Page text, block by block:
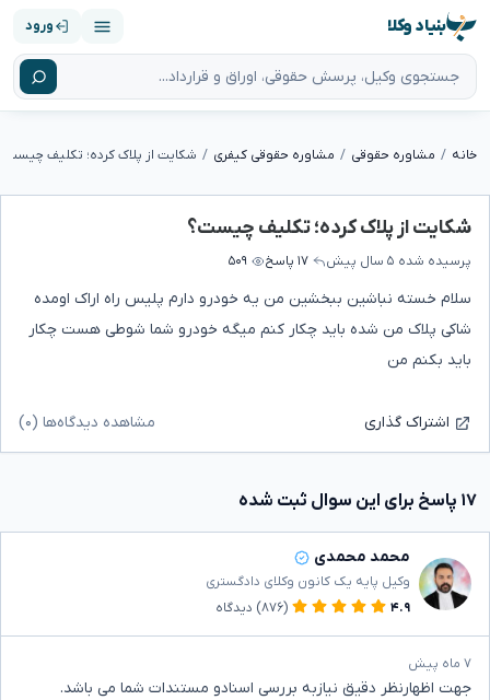
بنیاد وکلا ورود
خانه مشاوره حقوقی مشاوره حقوقی کیفری شکایت از پلاک کرده؛ تکلیف چیست؟
شکایت از پلاک کرده؛ تکلیف چیست؟
پرسیده شده ۵ سال پیش ۱۷ پاسخ ۵۰۹
سلام خسته نباشین ببخشین من یه خودرو دارم پلیس راه اراک اومده
شاکی پلاک من شده باید چکار کنم میگه خودرو شما شوطی هست چکار
باید بکنم من
اشتراک گذاری مشاهده دیدگاه‌ها (۰)
۱۷ پاسخ برای این سوال ثبت شده
محمد محمدی
وکیل پایه یک کانون وکلای دادگستری
۴.۹
(۸۷۶) دیدگاه
۷ ماه پیش
جهت اظهارنظر دقیق نیازبه بررسی اسنادو مستندات شما می باشد.